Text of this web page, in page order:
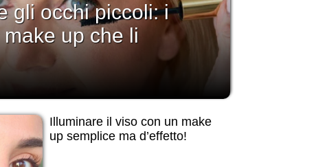
gli occhi piccoli: i
up che li
Illuminare il viso con un make
up semplice ma d’effetto!